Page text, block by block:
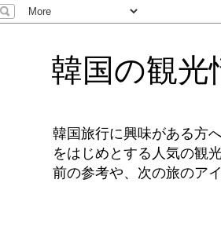
韓国の観光
韓国旅行に興味がある方
をはじめとする人気の観
前の参考や、次の旅のア